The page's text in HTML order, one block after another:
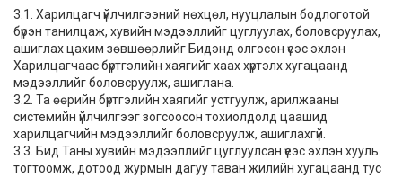
3.1. Харилцагч үйлчилгээний нөхцөл, нууцлалын бодлоготой
бүрэн танилцаж, хувийн мэдээллийг цуглуулах, боловсруулах,
ашиглах цахим зөвшөөрлийг Бидэнд олгосон үеэс эхлэн
Харилцагчаас бүртгэлийн хаягийг хаах хүртэлх хугацаанд
мэдээллийг боловсруулж, ашиглана.
3.2. Та өөрийн бүртгэлийн хаягийг устгуулж, арилжааны
системийн үйлчилгээг зогсоосон тохиолдолд цаашид
харилцагчийн мэдээллийг боловсруулж, ашиглахгүй.
3.3. Бид Таны хувийн мэдээллийг цуглуулсан үеэс эхлэн хууль
тогтоомж, дотоод журмын дагуу таван жилийн хугацаанд тус